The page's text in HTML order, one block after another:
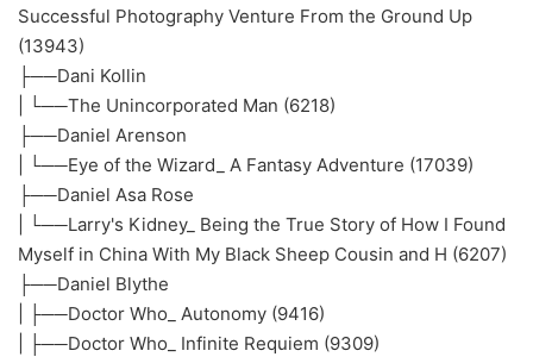
Successful Photography Venture From the Ground Up
(13943)
├──Dani Kollin
| └──The Unincorporated Man (6218)
├──Daniel Arenson
| └──Eye of the Wizard_ A Fantasy Adventure (17039)
├──Daniel Asa Rose
| └──Larry's Kidney_ Being the True Story of How I Found
Myself in China With My Black Sheep Cousin and H (6207)
├──Daniel Blythe
| ├──Doctor Who_ Autonomy (9416)
| ├──Doctor Who_ Infinite Requiem (9309)